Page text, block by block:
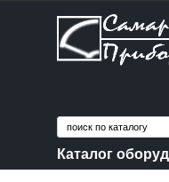
Каталог